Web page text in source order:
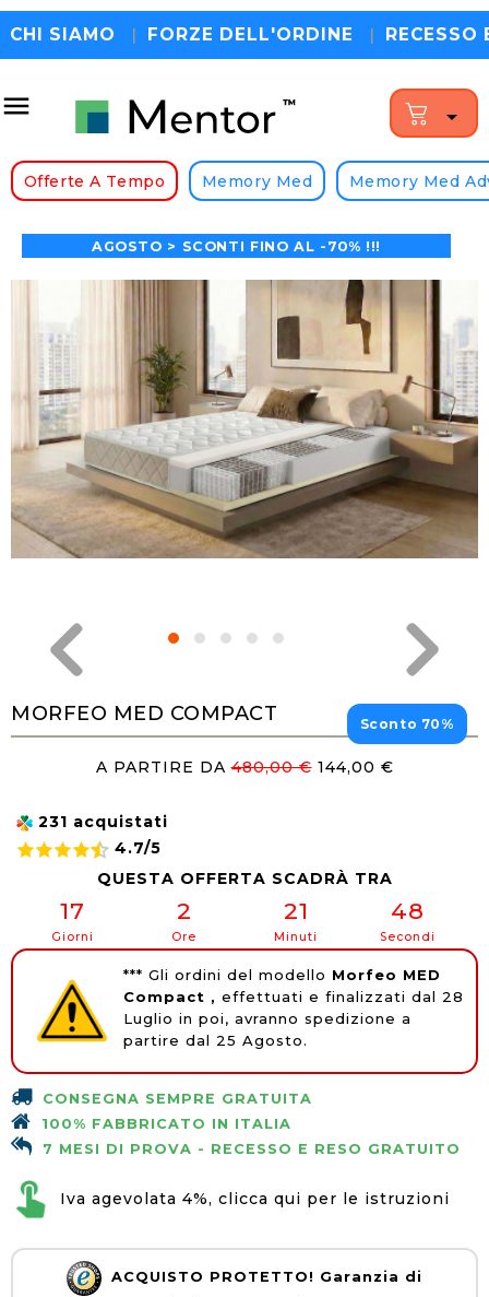
CHI SIAMO | FORZE DELL'ORDINE | RECESSO
 
Offerte A Tempo Memory Med Memory Med
AGOSTO > SCONTI FINO AL -70% !!!
Sconto 70%
MORFEO MED COMPACT
A PARTIRE DA 480,00 €144,00 €
231 acquistati
4.7/5
QUESTA OFFERTA SCADRÀ TRA
17
Giorni
2
Ore
21
Minuti
48
Secondi
*** Gli ordini del modello Morfeo MED
Compact , effettuati e finalizzati dal 28
Luglio in poi, avranno spedizione a
partire dal 25 Agosto.
CONSEGNA SEMPRE GRATUITA
100% FABBRICATO IN ITALIA
7 MESI DI PROVA - RECESSO E RESO GRATUITO
Iva agevolata 4%, clicca qui per le istruzioni
ACQUISTO PROTETTO! Garanzia di